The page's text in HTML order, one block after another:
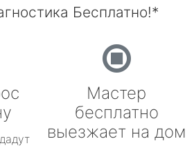
Бесплатно!*
Мастер
бесплатно
выезжает на дом